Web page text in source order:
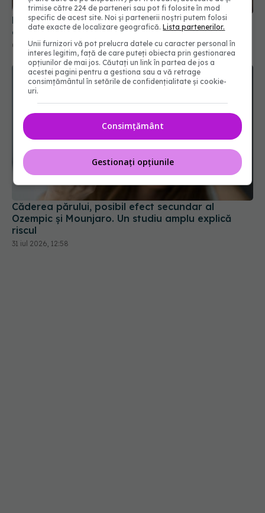
Medicii de la Fundeni demontează unul dintre
cele mai răspândite mituri despre diabet
06 aug 2026, 11:52
Căderea părului, posibil efect secundar al
Ozempic și Mounjaro. Un studiu amplu explică
riscul
31 iul 2026, 12:58
trimise către 224 de parteneri sau pot fi folosite în mod
specific de acest site. Noi și partenerii noștri putem folosi
date exacte de localizare geografică.Lista partenerilor.
Unii furnizori vă pot prelucra datele cu caracter personal în
interes legitim, față de care puteți obiecta prin gestionarea
opțiunilor de mai jos. Căutați un link în partea de jos a
acestei pagini pentru a gestiona sau a vă retrage
consimțământul în setările de confidențialitate și cookie-
uri.
Consimțământ
Gestionați opțiunile